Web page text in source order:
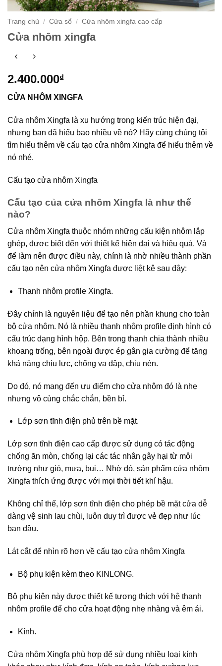
Trang chủ / Cửa sổ / Cửa nhôm xingfa cao cấp
Cửa nhôm xingfa
2.400.000₫
CỬA NHÔM XINGFA
Cửa nhôm Xingfa là xu hướng trong kiến trúc hiện đại,
nhưng bạn đã hiểu bao nhiều về nó? Hãy cùng chúng tôi
tìm hiểu thêm về cấu tạo cửa nhôm Xingfa để hiểu thêm về
nó nhé.
Cấu tạo cửa nhôm Xingfa
Cấu tạo của cửa nhôm Xingfa là như thế
nào?
Cửa nhôm Xingfa thuộc nhóm những cấu kiện nhôm lắp
ghép, được biết đến với thiết kế hiện đại và hiệu quả. Và
để làm nên được điều này, chính là nhờ nhiều thành phần
cấu tạo nên cửa nhôm Xingfa được liệt kê sau đây:
Thanh nhôm profile Xingfa.
Đây chính là nguyên liệu để tạo nên phần khung cho toàn
bộ cửa nhôm. Nó là nhiều thanh nhôm profile định hình có
cấu trúc dạng hình hộp. Bên trong thanh chia thành nhiều
khoang trống, bên ngoài được ép gân gia cường để tăng
khả năng chịu lực, chống va đập, chịu nén.
Do đó, nó mang đến ưu điểm cho cửa nhôm đó là nhẹ
nhưng vô cùng chắc chắn, bền bỉ.
Lớp sơn tĩnh điện phủ trên bề mặt.
Lớp sơn tĩnh điện cao cấp được sử dụng có tác động
chống ăn mòn, chống lại các tác nhân gây hại từ môi
trường như gió, mưa, bụi… Nhờ đó, sản phẩm cửa nhôm
Xingfa thích ứng được với mọi thời tiết khí hậu.
Không chỉ thế, lớp sơn tĩnh điện cho phép bề mặt cửa dễ
dàng vệ sinh lau chùi, luôn duy trì được vẻ đẹp như lúc
ban đầu.
Lát cắt để nhìn rõ hơn về cấu tạo cửa nhôm Xingfa
Bộ phụ kiện kèm theo KINLONG.
Bộ phụ kiện này được thiết kế tương thích với hệ thanh
nhôm profile để cho cửa hoạt động nhẹ nhàng và êm ái.
Kính.
Cửa nhôm Xingfa phù hợp để sử dụng nhiều loại kính